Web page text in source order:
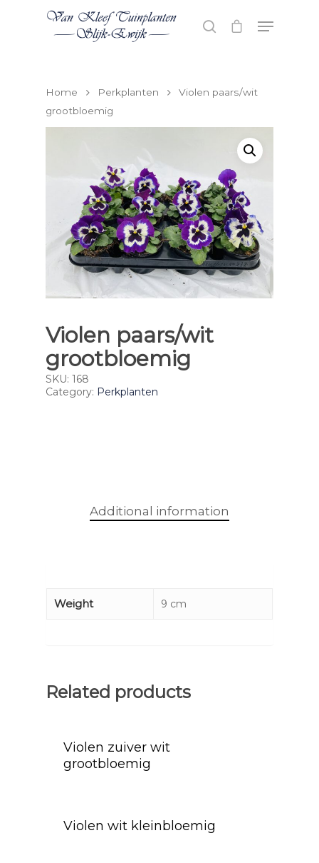
Hit enter to search or ESC to close
Home Perkplanten
Violen paars/wit
grootbloemig
Violen paars/wit
grootbloemig
SKU: 168
Category: Perkplanten
Additional information
Weight 9 cm
Related products
Violen zuiver wit
grootbloemig
Violen wit kleinbloemig